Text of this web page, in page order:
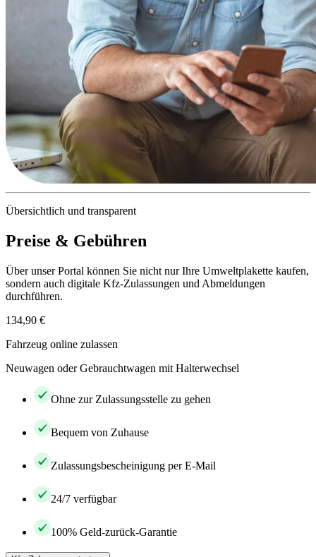
Übersichtlich und transparent
Preise & Gebühren
Über unser Portal können Sie nicht nur Ihre Umweltplakette kaufen,
sondern auch digitale Kfz-Zulassungen und Abmeldungen
durchführen.
134,90 €
Fahrzeug online zulassen
Neuwagen oder Gebrauchtwagen mit Halterwechsel
Ohne zur Zulassungsstelle zu gehen
Bequem von Zuhause
Zulassungsbescheinigung per E-Mail
24/7 verfügbar
100% Geld-zurück-Garantie